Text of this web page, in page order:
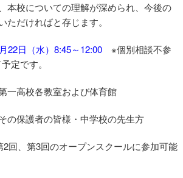
本校についての理解が深められ、今後の
ただければと存じます。
22日（水）8:45～12:00※個別相談不参
定です。
一高校各教室および体育館
の保護者の皆様・中学校の先生方
回、第3回のオープンスクールに参加可能